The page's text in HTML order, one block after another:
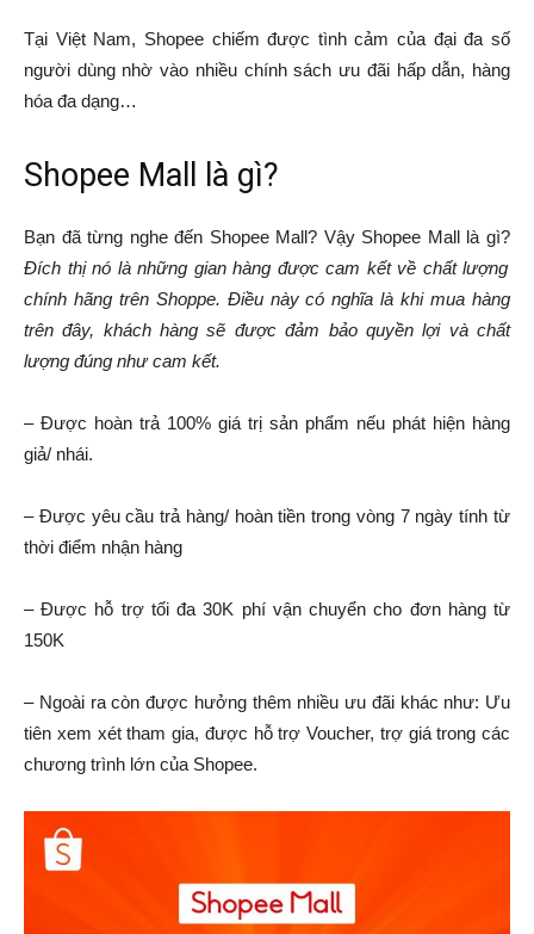
Tại Việt Nam, Shopee chiếm được tình cảm của đại đa số
người dùng nhờ vào nhiều chính sách ưu đãi hấp dẫn, hàng
hóa đa dạng…
Shopee Mall là gì?
Bạn đã từng nghe đến Shopee Mall? Vậy Shopee Mall là gì?
Đích thị nó là những gian hàng được cam kết về chất lượng
chính hãng trên Shoppe. Điều này có nghĩa là khi mua hàng
trên đây, khách hàng sẽ được đảm bảo quyền lợi và chất
lượng đúng như cam kết.
– Được hoàn trả 100% giá trị sản phẩm nếu phát hiện hàng
giả/ nhái.
– Được yêu cầu trả hàng/ hoàn tiền trong vòng 7 ngày tính từ
thời điểm nhận hàng
– Được hỗ trợ tối đa 30K phí vận chuyển cho đơn hàng từ
150K
– Ngoài ra còn được hưởng thêm nhiều ưu đãi khác như: Ưu
tiên xem xét tham gia, được hỗ trợ Voucher, trợ giá trong các
chương trình lớn của Shopee.